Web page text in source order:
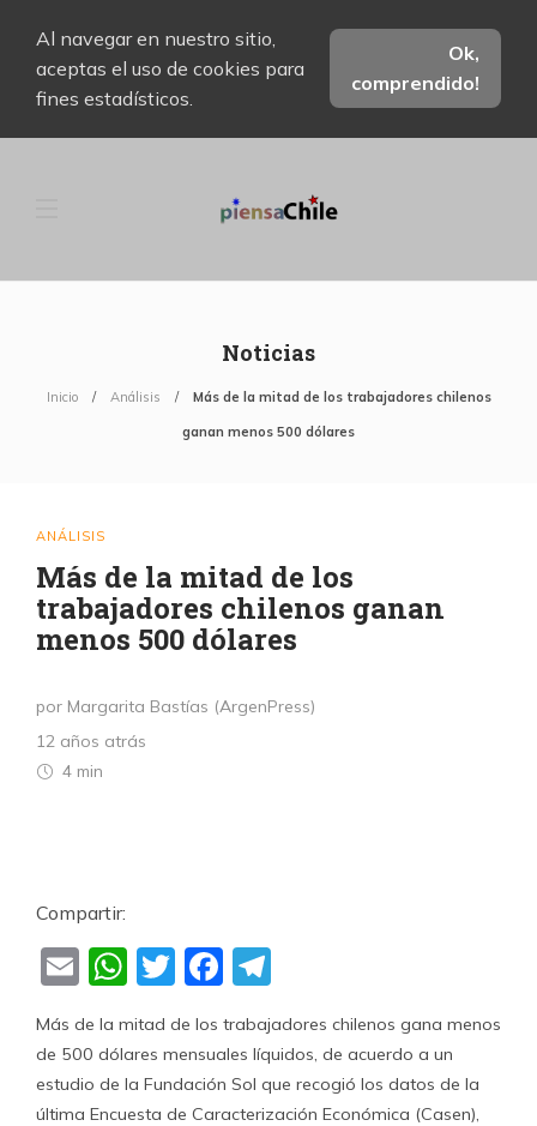
Al navegar en nuestro sitio,
aceptas el uso de cookies para
fines estadísticos.
Ok,
comprendido!
Noticias
Inicio Análisis Más de la mitad de los trabajadores chilenos
ganan menos 500 dólares
ANÁLISIS
Más de la mitad de los
trabajadores chilenos ganan
menos 500 dólares
por Margarita Bastías (ArgenPress)
12 años atrás
4 min
Compartir:
EmailWhatsApp
TwitterFacebook
Más de la mitad de los trabajadores chilenos gana menos
de 500 dólares mensuales líquidos, de acuerdo a un
estudio de la Fundación Sol que recogió los datos de la
última Encuesta de Caracterización Económica (Casen),